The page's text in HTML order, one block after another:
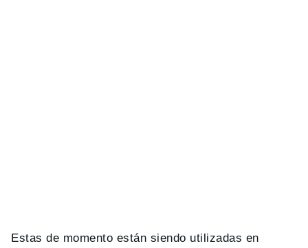
Estas de momento están siendo utilizadas en